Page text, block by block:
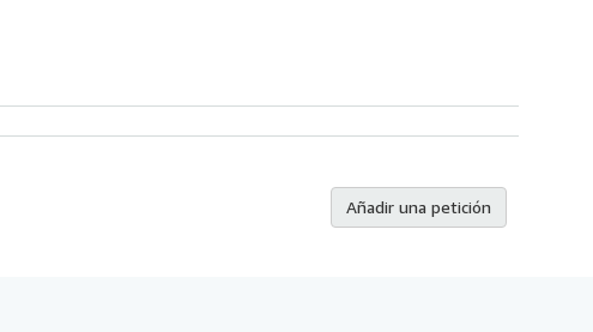
Añadir una petición